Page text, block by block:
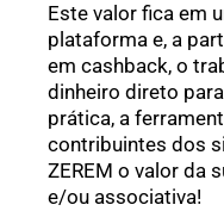
Este valor fica em
plataforma e, a
em cashback, o
dinheiro direto
prática, a
contribuintes dos
ZEREM o valor da
e/ou associativa!